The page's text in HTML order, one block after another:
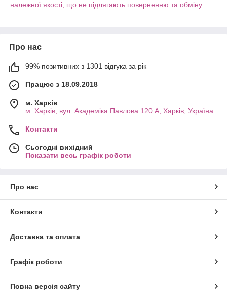
належної якості, що не підлягають поверненню та обміну.
Про нас
99% позитивних з 1301 відгука за рік
Працює з 18.09.2018
м. Харків
м. Харків, вул. Академіка Павлова 120 А, Харків, Україна
Контакти
Сьогодні вихідний
Показати весь графік роботи
Про нас
Контакти
Доставка та оплата
Графік роботи
Повна версія сайту